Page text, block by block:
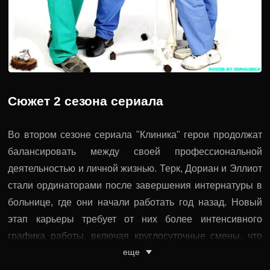
Сюжет 2 сезона сериала
Во втором сезоне сериала "Клиника" герои продолжат
балансировать между своей профессиональной
деятельностью и личной жизнью. Терк, Дориан и Эллиот
стали ординаторами после завершения интернатуры в
больнице, где они начали работать год назад. Новый
этап карьеры требует от них более интенсивного
графика работы, включая круглосуточные смены, что
неминуемо оказывает влияние на атмосферу внутри
еще